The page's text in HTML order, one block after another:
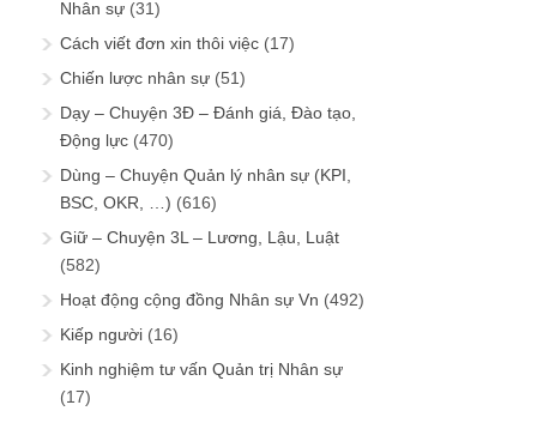
Nhân sự (31)
Cách viết đơn xin thôi việc (17)
Chiến lược nhân sự (51)
Dạy – Chuyện 3Đ – Đánh giá, Đào tạo,
Động lực (470)
Dùng – Chuyện Quản lý nhân sự (KPI,
BSC, OKR, …) (616)
Giữ – Chuyện 3L – Lương, Lậu, Luật
(582)
Hoạt động cộng đồng Nhân sự Vn (492)
Kiếp người (16)
Kinh nghiệm tư vấn Quản trị Nhân sự
(17)